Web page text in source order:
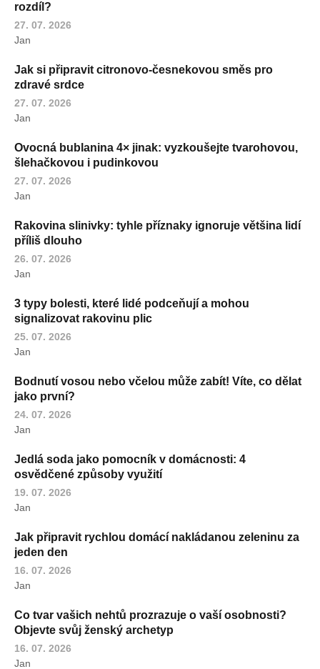
rozdíl?
27. 07. 2026
Jan
Jak si připravit citronovo-česnekovou směs pro
zdravé srdce
27. 07. 2026
Jan
Ovocná bublanina 4× jinak: vyzkoušejte tvarohovou,
šlehačkovou i pudinkovou
27. 07. 2026
Jan
Rakovina slinivky: tyhle příznaky ignoruje většina lidí
příliš dlouho
26. 07. 2026
Jan
3 typy bolesti, které lidé podceňují a mohou
signalizovat rakovinu plic
25. 07. 2026
Jan
Bodnutí vosou nebo včelou může zabít! Víte, co dělat
jako první?
24. 07. 2026
Jan
Jedlá soda jako pomocník v domácnosti: 4
osvědčené způsoby využití
19. 07. 2026
Jan
Jak připravit rychlou domácí nakládanou zeleninu za
jeden den
16. 07. 2026
Jan
Co tvar vašich nehtů prozrazuje o vaší osobnosti?
Objevte svůj ženský archetyp
16. 07. 2026
Jan